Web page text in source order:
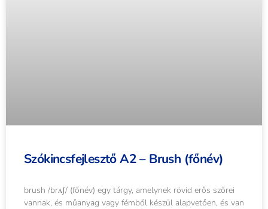
Szókincsfejlesztő A2 – Brush (főnév)
brush /brʌʃ/ (főnév) egy tárgy, amelynek rövid erős szőrei
vannak, és műanyag vagy fémből készül alapvetően, és van